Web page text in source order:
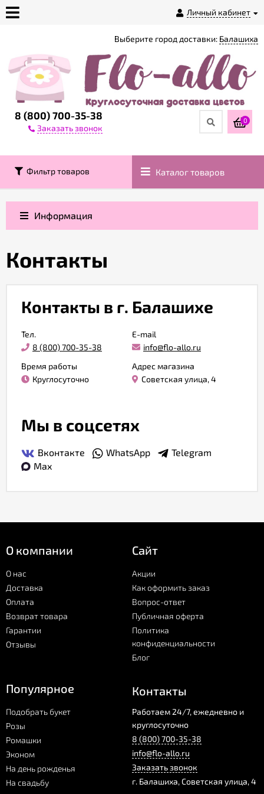
Личный кабинет
магазине
Доставка
Контакты
Возврат
товара
Гарантии
Как
оформить
заказ
оферта
8 (800) 700-35-38
Заказать звонок
Выберите город доставки: Балашиха
0
Фильтр товаров Каталог товаров
Контакты
Контакты в г. Балашихе
Тел.
8 (800) 700-35-38
E-mail
info@flo-allo.ru
Время работы
Круглосуточно
Адрес магазина
Советская улица, 4
Мы в соцсетях
Вконтакте WhatsApp
Telegram
Max
Информация
О компании
О нас
Доставка
Оплата
Возврат товара
Гарантии
Отзывы
Сайт
Акции
Как оформить заказ
Вопрос-ответ
Публичная оферта
Политика
конфиденциальности
Блог
Популярное
Подобрать букет
Розы
Ромашки
Эконом
На день рожденья
На свадьбу
Контакты
Работаем 24/7, ежедневно и
круглосуточно
8 (800) 700-35-38
info@flo-allo.ru
Заказать звонок
г. Балашиха,Советская улица, 4